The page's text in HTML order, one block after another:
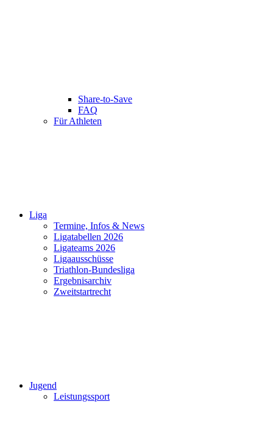
Share-to-Save
FAQ
Für Athleten
Liga
Termine, Infos & News
Ligatabellen 2026
Ligateams 2026
Ligaausschüsse
Triathlon-Bundesliga
Ergebnisarchiv
Zweitstartrecht
Jugend
Leistungssport